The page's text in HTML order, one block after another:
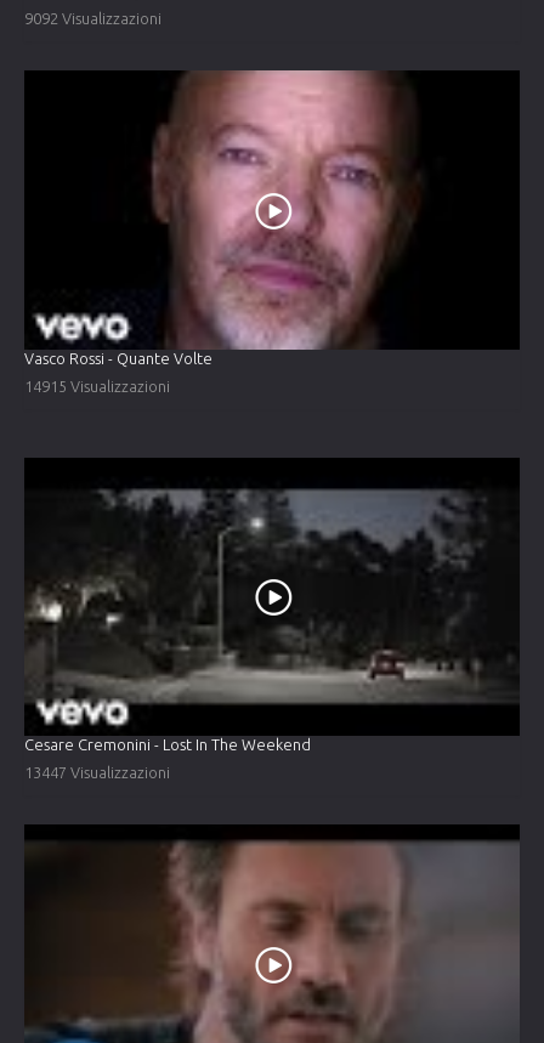
9092 Visualizzazioni
Vasco Rossi - Quante Volte
14915 Visualizzazioni
Cesare Cremonini - Lost In The Weekend
13447 Visualizzazioni